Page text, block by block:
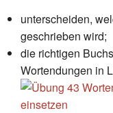
unterscheiden,
geschrieben wird;
die richtigen
Wortendungen in